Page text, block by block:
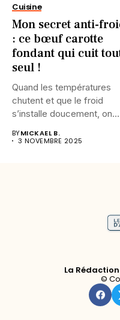
Cuisine
Mon secret anti-
: ce bœuf carotte
fondant qui cuit
seul !
Quand les températures
chutent et que le froid
s’installe doucement, on
BYMICKAEL B.
3 NOVEMBRE 2025
La Rédaction
©